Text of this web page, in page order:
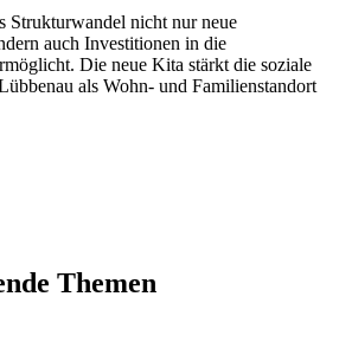
Strukturwandel nicht nur neue
auch Investitionen in die
Die neue Kita stärkt die soziale
als Wohn- und Familienstandort
Themen